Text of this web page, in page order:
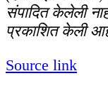
संपादित केलेली
प्रकाशित केली
Source link